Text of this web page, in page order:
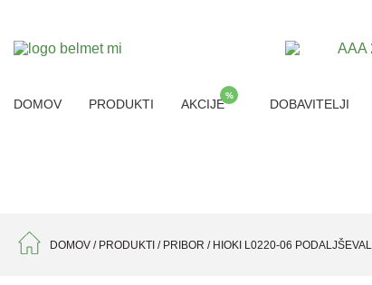
DOMOV PRODUKTI AKCIJE
%
DOBAVITELJI
DOMOV / PRODUKTI / PRIBOR / HIOKI L0220-06